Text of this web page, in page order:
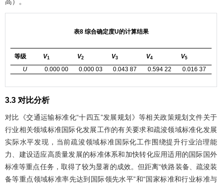
表8 综合确定度U的计算结果
等级 V1 V2 V3 V4 V5
U 0.000 00 0.000 03 0.043 87 0.594 22 0.016 37
3.3 对比分析
对比《交通运输标准化“十四五”发展规划》等相关政策规划文件关于
行业相关领域标准国际化发展工作的有关要求和疏浚领域标准化发展
实际水平发现，当前疏浚领域标准国际化工作围绕提升行业治理能
力、建设适应高质量发展的标准体系和加快转化应用适用的国际国外
标准等重点任务，取得了较为显著的成效。但距离“铁路装备、疏浚装
备等重点领域标准率先达到国际领先水平”和“国家标准和行业标准与